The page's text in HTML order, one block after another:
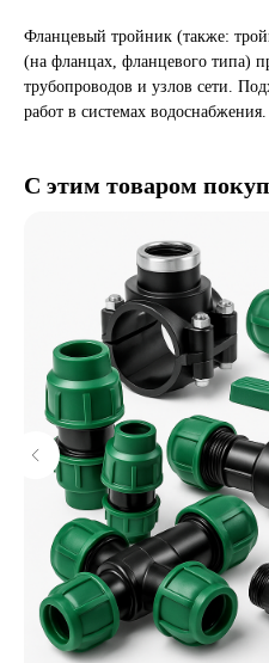
Фланцевый тройник (также:
(на фланцах, фланцевого типа)
трубопроводов и узлов сети.
работ в системах водоснабжения.
С этим товаром